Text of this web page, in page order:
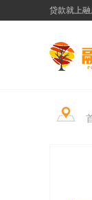
贷款就上
服务
平台